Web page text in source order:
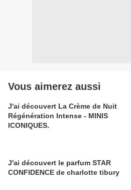
Vous aimerez aussi
J'ai découvert La Crème de Nuit
Régénération Intense - MINIS
ICONIQUES.
J'ai découvert le parfum STAR
CONFIDENCE de charlotte tibury